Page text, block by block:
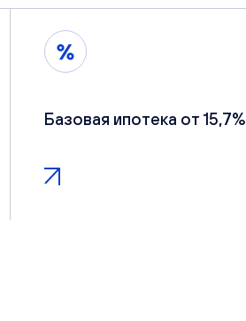
Базовая ипотека от 15,7%